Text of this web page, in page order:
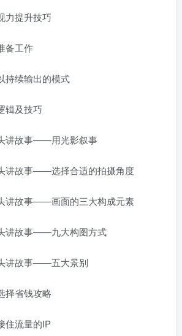
力提升技巧
备工作
持续输出的模式
辑及技巧
讲故事——用光影叙事
讲故事——选择合适的拍摄角度
讲故事——画面的三大构成元素
讲故事——九大构图方式
讲故事——五大景别
择省钱攻略
住流量的IP